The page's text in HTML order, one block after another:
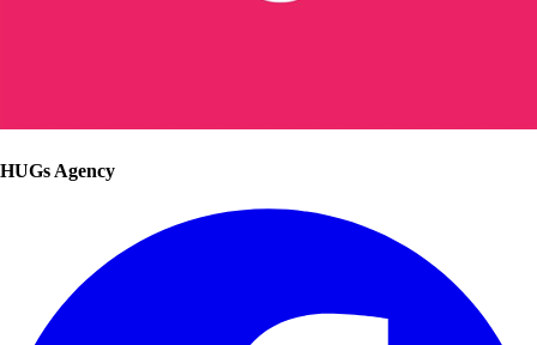
HUGs Agency